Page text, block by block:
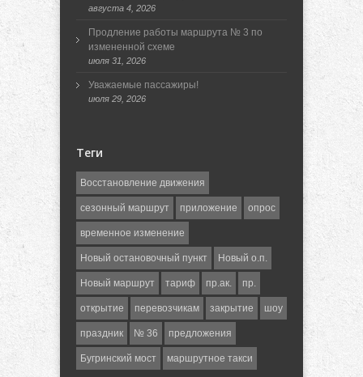
августа 4, 2026
Продление работы маршрута № 3 по
измененной схеме
июля 31, 2026
Уважаемые пассажиры!
июля 29, 2026
Теги
Восстановление движения
сезонный маршрут приложение опрос
временное изменение
Новый остановочный пункт Новый о.п.
Новый маршрут тариф пр.ак. пр.
открытие перевозчикам закрытие шоу
праздник № 36 предложения
Бугринский мост маршрутное такси